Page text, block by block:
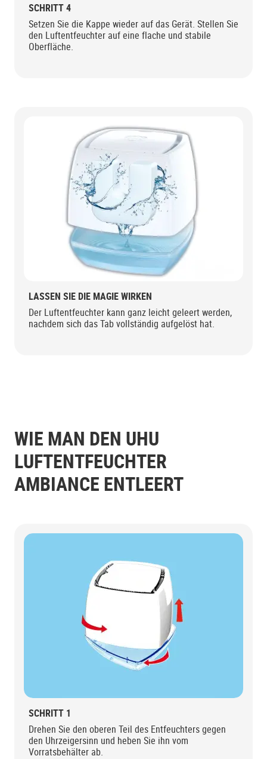
SCHRITT 4
Setzen Sie die Kappe wieder auf das Gerät. Stellen Sie
den Luftentfeuchter auf eine flache und stabile
Oberfläche.
LASSEN SIE DIE MAGIE WIRKEN
Der Luftentfeuchter kann ganz leicht geleert werden,
nachdem sich das Tab vollständig aufgelöst hat.
WIE MAN DEN UHU
LUFTENTFEUCHTER
AMBIANCE ENTLEERT
SCHRITT 1
Drehen Sie den oberen Teil des Entfeuchters gegen
den Uhrzeigersinn und heben Sie ihn vom
Vorratsbehälter ab.